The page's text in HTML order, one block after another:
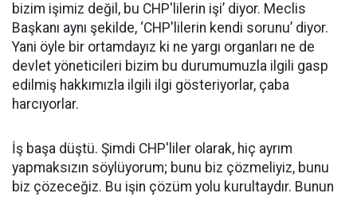
bizim işimiz değil, bu CHP'lilerin işi’ diyor. Meclis
Başkanı aynı şekilde, ‘CHP'lilerin kendi sorunu’ diyor.
Yani öyle bir ortamdayız ki ne yargı organları ne de
devlet yöneticileri bizim bu durumumuzla ilgili gasp
edilmiş hakkımızla ilgili ilgi gösteriyorlar, çaba
harcıyorlar.
İş başa düştü. Şimdi CHP'liler olarak, hiç ayrım
yapmaksızın söylüyorum; bunu biz çözmeliyiz, bunu
biz çözeceğiz. Bu işin çözüm yolu kurultaydır. Bunun